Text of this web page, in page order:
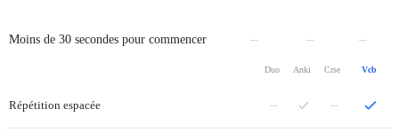
Moins de 30 secondes pour commencer –Non –Non –Non
Duo Anki Crse Vcb
Répétition espacée – –